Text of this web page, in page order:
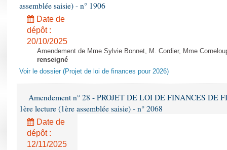
assemblée saisie) - n° 1906
Date de
dépôt :
20/10/2025
Amendement de Mme Sylvie Bonnet, M. Cordier, Mme
renseigné
Voir le dossier (Projet de loi de finances pour 2026)
Amendement n° 28 - PROJET DE LOI DE FINANCES DE
1ère lecture (1ère assemblée saisie) - n° 2068
Date de
dépôt :
12/11/2025